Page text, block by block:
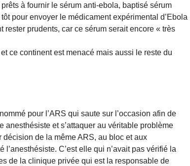
à fournir le sérum anti-ebola, baptisé sérum
pour envoyer le médicament expérimental d’Ebola
rester prudents, car ce sérum serait encore « très
ce continent est menacé mais aussi le reste du
pour l’ARS qui saute sur l’occasion afin de
anesthésiste et s’attaquer au véritable problème
décision de la même ARS, au bloc et aux
C’est elle qui n’avait pas vérifié la
de la clinique privée qui est la responsable de